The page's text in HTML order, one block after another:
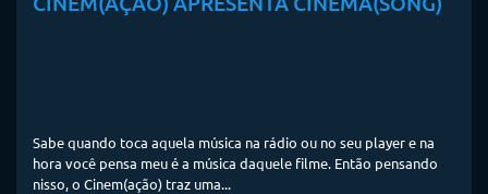
Sabe quando toca aquela música na rádio ou no seu player e na
hora você pensa meu é a música daquele filme. Então pensando
nisso, o Cinem(ação) traz uma...